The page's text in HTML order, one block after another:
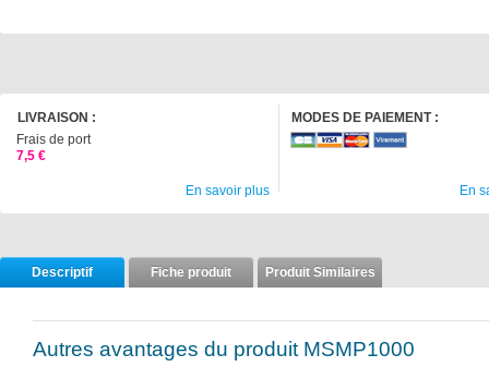
LIVRAISON :
Frais de port
7,5 €
En savoir plus
MODES DE PAIEMENT :
En
Descriptif Fiche produit Produit Similaires
Autres avantages du produit MSMP1000